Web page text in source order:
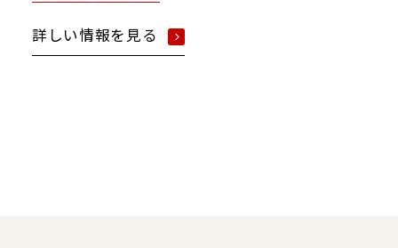
詳しい情報を見る